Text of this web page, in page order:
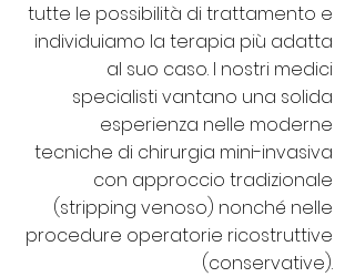
tutte le possibilità di trattamento e
individuiamo la terapia più adatta
al suo caso. I nostri medici
specialisti vantano una solida
esperienza nelle moderne
tecniche di chirurgia mini-invasiva
con approccio tradizionale
(stripping venoso) nonché nelle
procedure operatorie ricostruttive
(conservative).